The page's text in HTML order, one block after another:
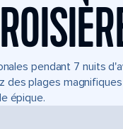
pendant 7 nuits
des plages
épique.